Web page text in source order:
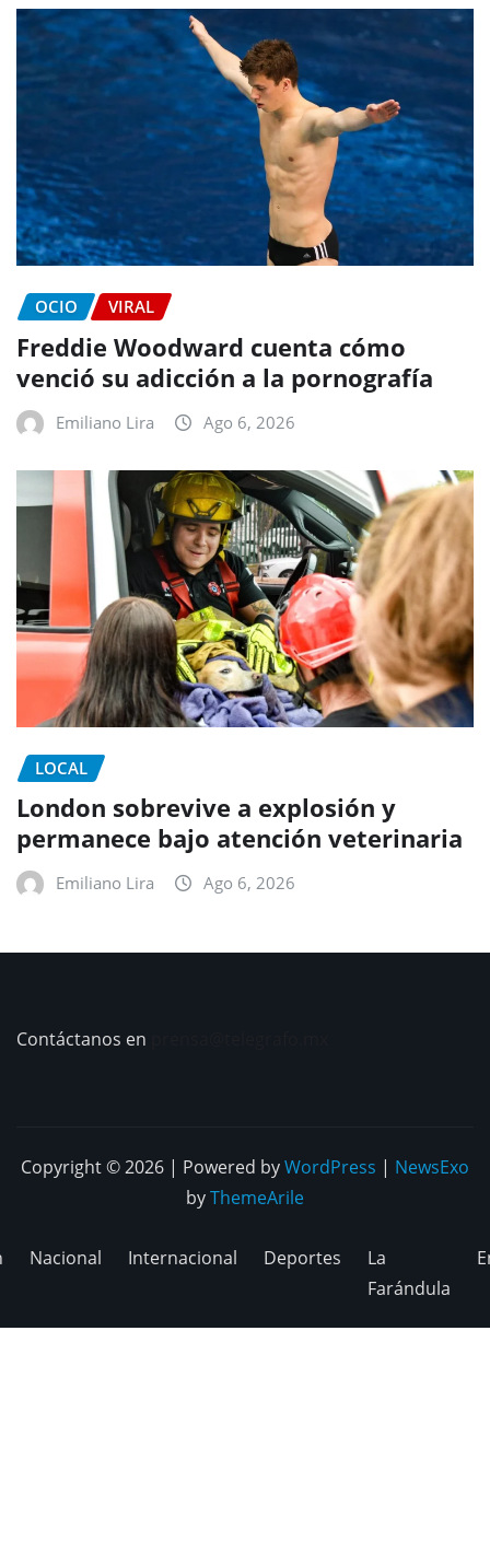
OCIO VIRAL
Freddie Woodward cuenta cómo
venció su adicción a la pornografía
Emiliano Lira Ago 6, 2026
LOCAL
London sobrevive a explosión y
permanece bajo atención veterinaria
Emiliano Lira Ago 6, 2026
Contáctanos en
Copyright © 2026 | Powered byWordPress | NewsExo
byThemeArile
Nacional Internacional Deportes
La
Farándula